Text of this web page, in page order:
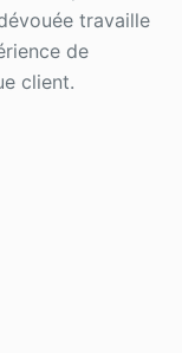
travaille
de
client.